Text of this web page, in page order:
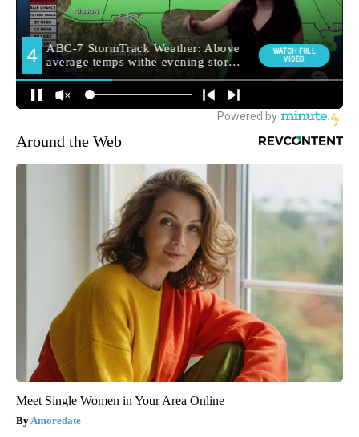
Around the Web
Meet Single Women in Your Area Online
Amoredate